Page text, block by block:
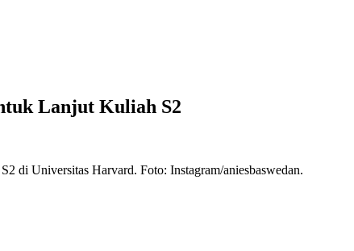
Lanjut Kuliah S2
di Universitas Harvard. Foto: Instagram/aniesbaswedan.